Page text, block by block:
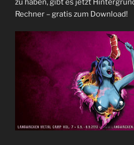
zu haben, gibt es jetzt
Rechner – gratis zum Download!